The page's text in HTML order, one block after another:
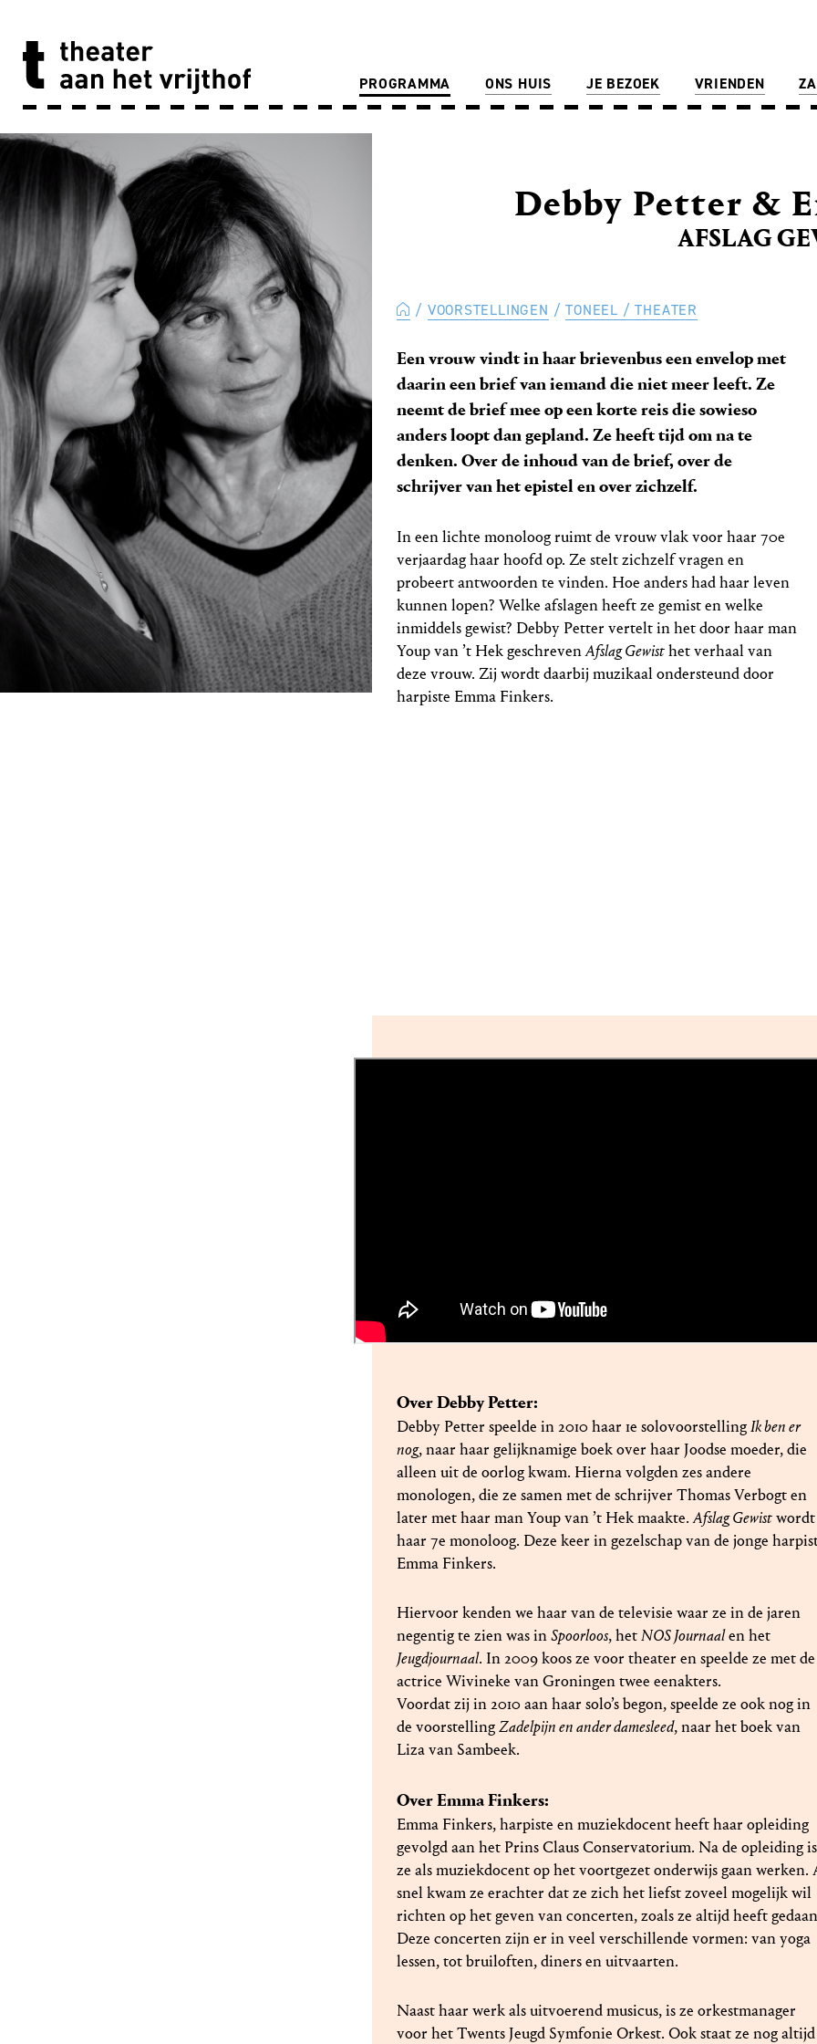
PROGRAMMA ONS HUIS JE BEZOEK VRIENDEN
AFSLAG
Debby Petter &
VOORSTELLINGEN TONEEL / THEATER
Een vrouw vindt in haar brievenbus een envelop met
daarin een brief van iemand die niet meer leeft. Ze
neemt de brief mee op een korte reis die sowieso
anders loopt dan gepland. Ze heeft tijd om na te
denken. Over de inhoud van de brief, over de
schrijver van het epistel en over zichzelf.
In een lichte monoloog ruimt de vrouw vlak voor haar 70e
verjaardag haar hoofd op. Ze stelt zichzelf vragen en
probeert antwoorden te vinden. Hoe anders had haar leven
kunnen lopen? Welke afslagen heeft ze gemist en welke
inmiddels gewist? Debby Petter vertelt in het door haar man
Youp van ’t Hek geschrevenAfslag Gewisthet verhaal van
deze vrouw. Zij wordt daarbij muzikaal ondersteund door
harpiste Emma Finkers.
Over Debby Petter:
Debby Petter speelde in 2010 haar 1e solovoorstellingIk ben er
nog, naar haar gelijknamige boek over haar Joodse moeder, die
alleen uit de oorlog kwam. Hierna volgden zes andere
monologen, die ze samen met de schrijver Thomas Verbogt en
later met haar man Youp van ’t Hek maakte.Afslag Gewistwordt
haar 7e monoloog. Deze keer in gezelschap van de jonge
Emma Finkers.
Hiervoor kenden we haar van de televisie waar ze in de jaren
negentig te zien was inSpoorloos, hetNOS Journaalen het
Jeugdjournaal. In 2009 koos ze voor theater en speelde ze met de
actrice Wivineke van Groningen twee eenakters.
Voordat zij in 2010 aan haar solo’s begon, speelde ze ook nog in
de voorstellingZadelpijn en ander damesleed, naar het boek van
Liza van Sambeek.
Over Emma Finkers:
Emma Finkers, harpiste en muziekdocent heeft haar opleiding
gevolgd aan het Prins Claus Conservatorium. Na de opleiding is
ze als muziekdocent op het voortgezet onderwijs gaan werken.
snel kwam ze erachter dat ze zich het liefst zoveel mogelijk wil
richten op het geven van concerten, zoals ze altijd heeft
Deze concerten zijn er in veel verschillende vormen: van yoga
lessen, tot bruiloften, diners en uitvaarten.
Naast haar werk als uitvoerend musicus, is ze orkestmanager
voor het Twents Jeugd Symfonie Orkest. Ook staat ze nog altijd